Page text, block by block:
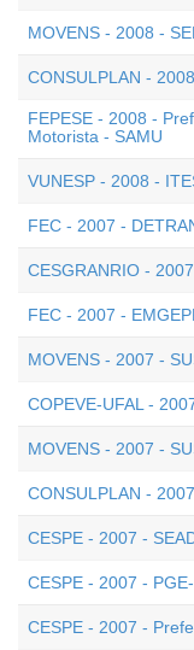
MOVENS - 2008 -
CONSULPLAN -
FEPESE - 2008 -
Motorista - SAMU
VUNESP - 2008 -
FEC - 2007 -
CESGRANRIO -
FEC - 2007 -
MOVENS - 2007 -
COPEVE-UFAL -
MOVENS - 2007 -
CONSULPLAN -
CESPE - 2007 -
CESPE - 2007 -
CESPE - 2007 -